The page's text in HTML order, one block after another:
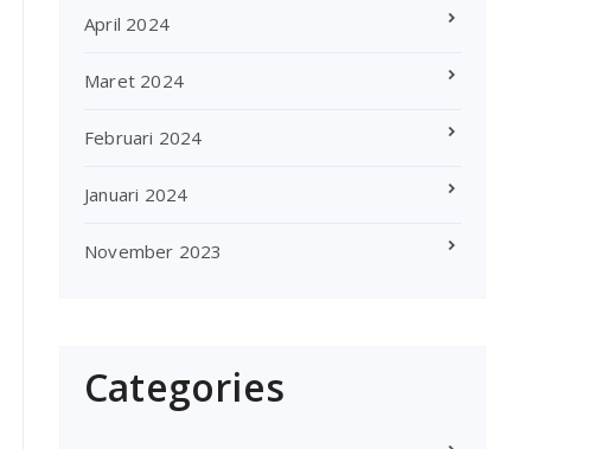
April 2024
Maret 2024
Februari 2024
Januari 2024
November 2023
Categories